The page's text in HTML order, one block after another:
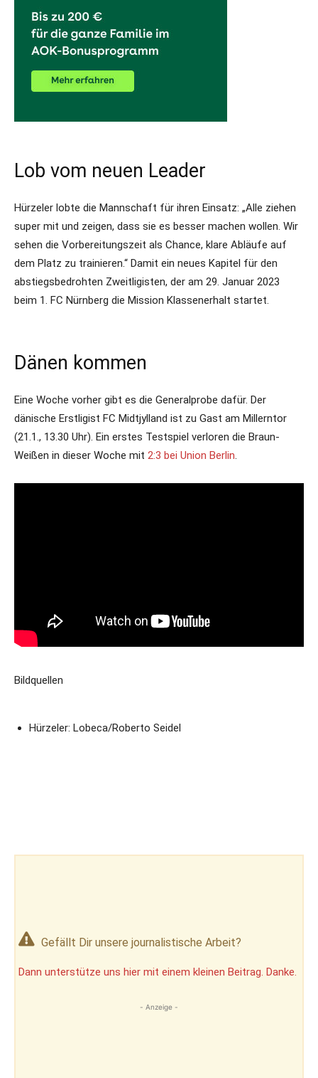
Lob vom neuen Leader
Hürzeler lobte die Mannschaft für ihren Einsatz: „Alle ziehen
super mit und zeigen, dass sie es besser machen wollen. Wir
sehen die Vorbereitungszeit als Chance, klare Abläufe auf
dem Platz zu trainieren.“ Damit ein neues Kapitel für den
abstiegsbedrohten Zweitligisten, der am 29. Januar 2023
beim 1. FC Nürnberg die Mission Klassenerhalt startet.
Dänen kommen
Eine Woche vorher gibt es die Generalprobe dafür. Der
dänische Erstligist FC Midtjylland ist zu Gast am Millerntor
(21.1., 13.30 Uhr). Ein erstes Testspiel verloren die Braun-
Weißen in dieser Woche mit 2:3 bei Union Berlin.
Bildquellen
Hürzeler: Lobeca/Roberto Seidel
Gefällt Dir unsere journalistische Arbeit?
Dann unterstütze uns hier mit einem kleinen Beitrag. Danke.
- Anzeige -